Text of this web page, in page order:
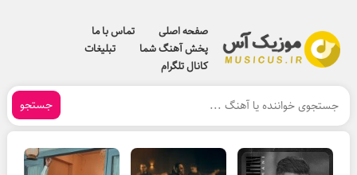
صفحه اصلی
تماس با ما
پخش آهنگ شما
تبلیغات
کانال تلگرام
جستجو